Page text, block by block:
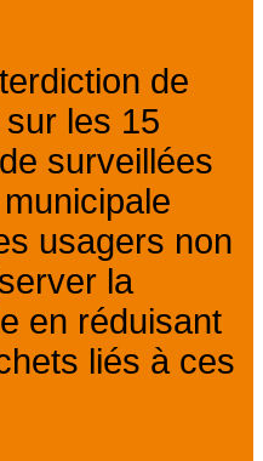
de
sur les 15
surveillées
usagers non
la
en réduisant
liés à ces